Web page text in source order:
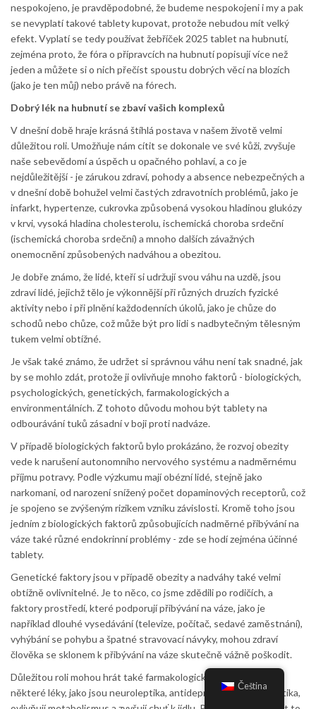
nespokojeno, je pravděpodobné, že budeme nespokojeni i my a pak
se nevyplatí takové tablety kupovat, protože nebudou mít velký
efekt. Vyplatí se tedy používat žebříček 2025 tablet na hubnutí,
zejména proto, že fóra o přípravcích na hubnutí popisují více než
jeden a můžete si o nich přečíst spoustu dobrých věcí na blozích
(jako je ten můj) nebo právě na fórech.
Dobrý lék na hubnutí se zbaví vašich komplexů
V dnešní době hraje krásná štíhlá postava v našem životě velmi
důležitou roli. Umožňuje nám cítit se dokonale ve své kůži, zvyšuje
naše sebevědomí a úspěch u opačného pohlaví, a co je
nejdůležitější - je zárukou zdraví, pohody a absence nebezpečných a
v dnešní době bohužel velmi častých zdravotních problémů, jako je
infarkt, hypertenze, cukrovka způsobená vysokou hladinou glukózy
v krvi, vysoká hladina cholesterolu, ischemická choroba srdeční
(ischemická choroba srdeční) a mnoho dalších závažných
onemocnění způsobených nadváhou a obezitou.
Je dobře známo, že lidé, kteří si udržují svou váhu na uzdě, jsou
zdraví lidé, jejichž tělo je výkonnější při různých druzích fyzické
aktivity nebo i při plnění každodenních úkolů, jako je chůze do
schodů nebo chůze, což může být pro lidi s nadbytečným tělesným
tukem velmi obtížné.
Je však také známo, že udržet si správnou váhu není tak snadné, jak
by se mohlo zdát, protože ji ovlivňuje mnoho faktorů - biologických,
psychologických, genetických, farmakologických a
environmentálních. Z tohoto důvodu mohou být tablety na
odbourávání tuků zásadní v boji proti nadváze.
V případě biologických faktorů bylo prokázáno, že rozvoj obezity
vede k narušení autonomního nervového systému a nadměrnému
příjmu potravy. Podle výzkumu mají obézní lidé, stejně jako
narkomani, od narození snížený počet dopaminových receptorů, což
je spojeno se zvýšeným rizikem vzniku závislosti. Kromě toho jsou
jedním z biologických faktorů způsobujících nadměrné přibývání na
váze také různé endokrinní problémy - zde se hodí zejména účinné
tablety.
Genetické faktory jsou v případě obezity a nadváhy také velmi
obtížně ovlivnitelné. Je to něco, co jsme zdědili po rodičích, a
faktory prostředí, které podporují přibývání na váze, jako je
například dlouhé vysedávání (televize, počítač, sedavé zaměstnání),
vyhýbání se pohybu a špatné stravovací návyky, mohou zdraví
člověka se sklonem k přibývání na váze skutečně vážně poškodit.
Důležitou roli mohou hrát také farmakologické faktory, protože
některé léky, jako jsou neuroleptika, antidepresiva a antiepileptika,
Čeština